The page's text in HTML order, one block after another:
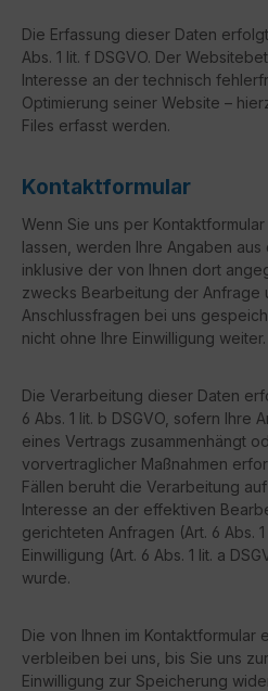
Die Erfassung dieser Daten
Abs. 1 lit. f DSGVO. Der
Interesse an der technisch
Optimierung seiner Website –
Files erfasst werden.
Kontaktformular
Wenn Sie uns per
lassen, werden Ihre Angaben
inklusive der von Ihnen dort
zwecks Bearbeitung der Anfrage
Anschlussfragen bei uns
nicht ohne Ihre Einwilligung weiter.
Die Verarbeitung dieser Daten
6 Abs. 1 lit. b DSGVO, sofern Ihre
eines Vertrags zusammenhängt
vorvertraglicher Maßnahmen
Fällen beruht die Verarbeitung
Interesse an der effektiven
gerichteten Anfragen (Art. 6 Abs.
Einwilligung (Art. 6 Abs. 1 lit. a
wurde.
Die von Ihnen im Kontaktformular
verbleiben bei uns, bis Sie uns
Einwilligung zur Speicherung